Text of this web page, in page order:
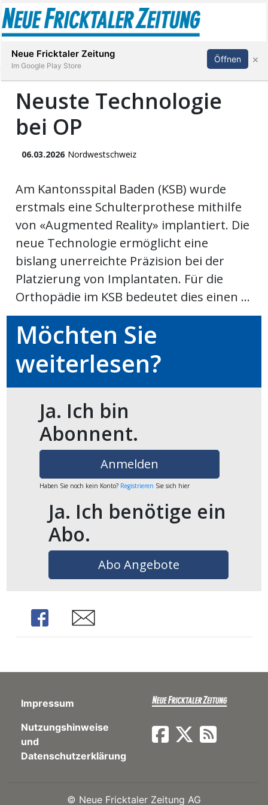
Stellen
Paper
App
Abonnieren Anmelden
Neuste Technologie
bei OP
06.03.2026 Nordwestschweiz
Am Kantonsspital Baden (KSB) wurde
erstmals eine Schulterprothese mithilfe
von «Augmented Reality» implantiert. Die
neue Technologie ermöglicht eine
bislang unerreichte Präzision bei der
Platzierung von Implantaten. Für die
Orthopädie im KSB bedeutet dies einen ...
Möchten Sie
weiterlesen?
Ja. Ich bin
Abonnent.
Anmelden
Haben Sie noch kein Konto? Registrieren Sie sich hier
Ja. Ich benötige ein
Abo.
Abo Angebote
Share Share
Impressum
Nutzungshinweise
und
Datenschutzerklärung
© Neue Fricktaler Zeitung AG
Neue Fricktaler Zeitung
Im Google Play Store
Öffnen ×